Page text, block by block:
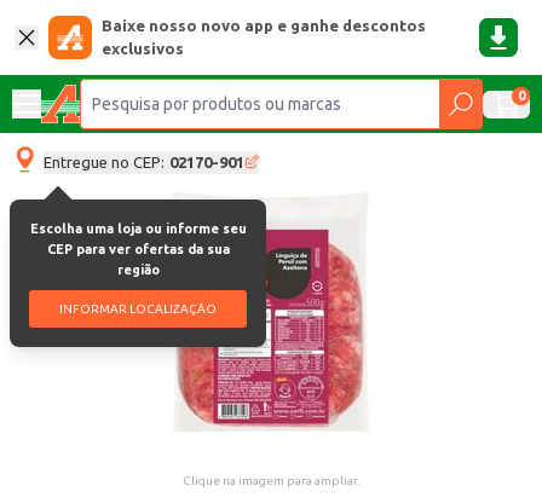
Baixe nosso novo app e ganhe descontos
exclusivos
0
Entregue no CEP: 02170-901
Escolha uma loja ou informe seu
CEP para ver ofertas da sua
região
INFORMAR LOCALIZAÇÃO
Clique na imagem para ampliar.